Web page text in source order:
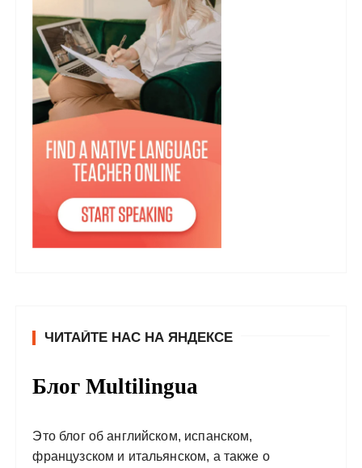
ЧИТАЙТЕ НАС НА ЯНДЕКСЕ
Блог Multilingua
Это блог об английском, испанском,
французском и итальянском, а также о